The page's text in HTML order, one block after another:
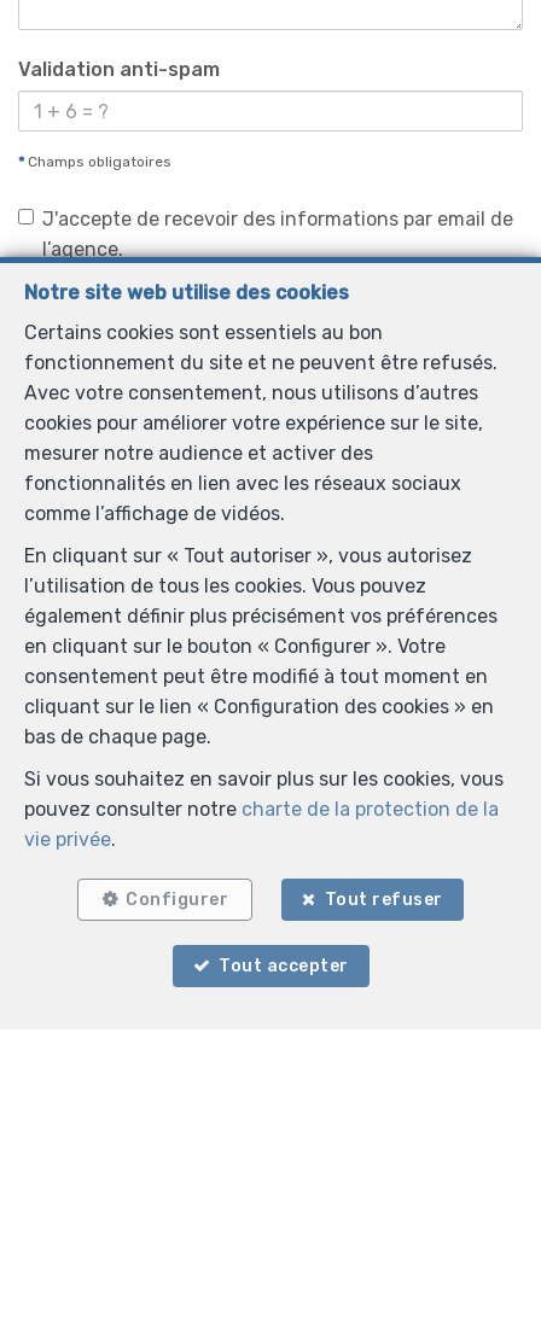
Validation anti-spam
*Champs obligatoires
J'accepte de recevoir des informations par email de
l’agence.
Je souhaite recevoir les newsletters.
J'accepte de recevoir des SMS de notification.
En envoyant ma demande de contact, je déclare
accepter que mes données complétées dans ce
formulaire soient utilisées pour les buts mentionnés ci-
dessus par AGENCE ETIMMO ; et ce, en accord avec la
tout moment retirer mon consentement en
introduisant une demande écrite à l’adresse
info@agence-etimmo.be.
Envoyer
Notre site web utilise des cookies
Certains cookies sont essentiels au bon
fonctionnement du site et ne peuvent être refusés.
Avec votre consentement, nous utilisons d’autres
cookies pour améliorer votre expérience sur le site,
mesurer notre audience et activer des
fonctionnalités en lien avec les réseaux sociaux
comme l’affichage de vidéos.
En cliquant sur « Tout autoriser », vous autorisez
l’utilisation de tous les cookies. Vous pouvez
également définir plus précisément vos préférences
en cliquant sur le bouton « Configurer ». Votre
consentement peut être modifié à tout moment en
cliquant sur le lien « Configuration des cookies » en
bas de chaque page.
Si vous souhaitez en savoir plus sur les cookies, vous
pouvez consulter notre charte de la protection de la
vie privée.
Configurer Tout refuser
Tout accepter
—
Chaussée de l'Ourthe 43
—
6900 Marche-en-Famenne
info@agence-etimmo.be
Agent immobilier intermédiaire, syndic et régisseur